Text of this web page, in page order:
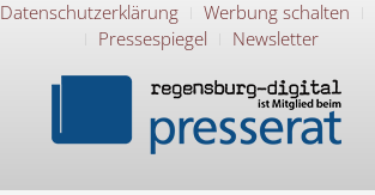
Datenschutzerklärung
Werbung schalten
Pressespiegel
Newsletter